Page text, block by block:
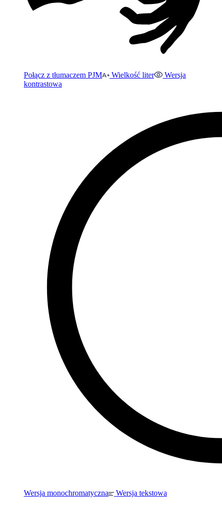
Połącz z tłumaczem PJM Wielkość liter
Wersja
kontrastowa
Wersja monochromatyczna Wersja tekstowa